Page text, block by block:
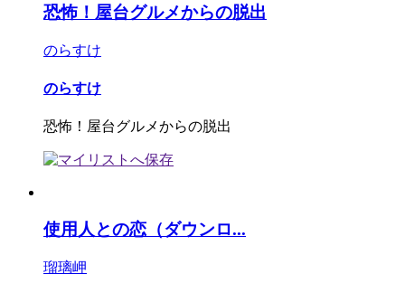
恐怖！屋台グルメからの脱出
のらすけ
のらすけ
恐怖！屋台グルメからの脱出
使用人との恋（ダウンロ...
瑠璃岬